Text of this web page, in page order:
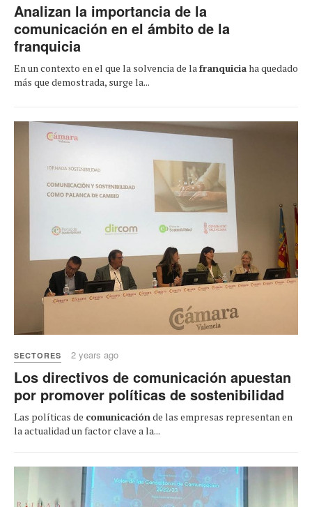
Analizan la importancia de la
comunicación en el ámbito de la
franquicia
En un contexto en el que la solvencia de lafranquiciaha quedado
más que demostrada, surge la...
SECTORES 2 years ago
Los directivos de comunicación apuestan
por promover políticas de sostenibilidad
Las políticas de comunicaciónde las empresas representan en
la actualidad un factor clave a la...